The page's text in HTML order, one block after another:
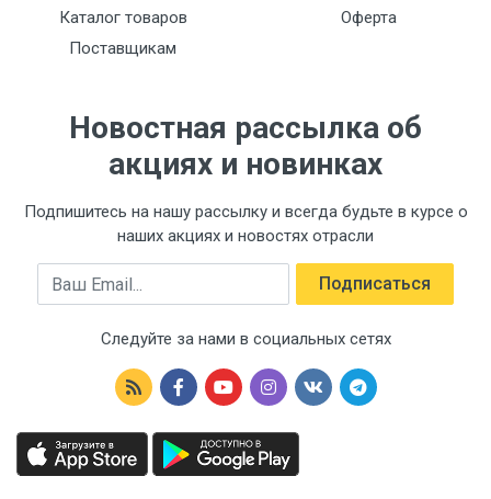
Каталог товаров
Поставщикам
Оферта
Новостная рассылка об
акциях и новинках
Подпишитесь на нашу рассылку и всегда будьте в курсе о
наших акциях и новостях отрасли
Email Подписаться
Следуйте за нами в социальных сетях